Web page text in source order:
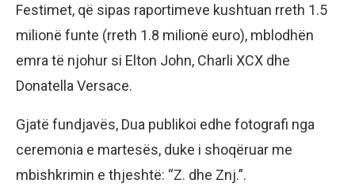
Festimet, që sipas raportimeve kushtuan rreth 1.5
milionë funte (rreth 1.8 milionë euro), mblodhën
emra të njohur si Elton John, Charli XCX dhe
Donatella Versace.
Gjatë fundjavës, Dua publikoi edhe fotografi nga
ceremonia e martesës, duke i shoqëruar me
mbishkrimin e thjeshtë: “Z. dhe Znj.”.